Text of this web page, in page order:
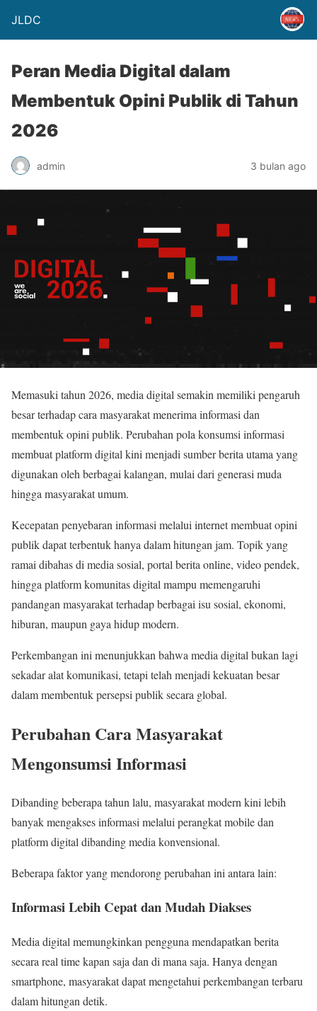
JLDC
Peran Media Digital dalam
Membentuk Opini Publik di Tahun
2026
admin 3 bulan ago
Memasuki tahun 2026, media digital semakin memiliki pengaruh
besar terhadap cara masyarakat menerima informasi dan
membentuk opini publik. Perubahan pola konsumsi informasi
membuat platform digital kini menjadi sumber berita utama yang
digunakan oleh berbagai kalangan, mulai dari generasi muda
hingga masyarakat umum.
Kecepatan penyebaran informasi melalui internet membuat opini
publik dapat terbentuk hanya dalam hitungan jam. Topik yang
ramai dibahas di media sosial, portal berita online, video pendek,
hingga platform komunitas digital mampu memengaruhi
pandangan masyarakat terhadap berbagai isu sosial, ekonomi,
hiburan, maupun gaya hidup modern.
Perkembangan ini menunjukkan bahwa media digital bukan lagi
sekadar alat komunikasi, tetapi telah menjadi kekuatan besar
dalam membentuk persepsi publik secara global.
Perubahan Cara Masyarakat
Mengonsumsi Informasi
Dibanding beberapa tahun lalu, masyarakat modern kini lebih
banyak mengakses informasi melalui perangkat mobile dan
platform digital dibanding media konvensional.
Beberapa faktor yang mendorong perubahan ini antara lain:
Informasi Lebih Cepat dan Mudah Diakses
Media digital memungkinkan pengguna mendapatkan berita
secara real time kapan saja dan di mana saja. Hanya dengan
smartphone, masyarakat dapat mengetahui perkembangan terbaru
dalam hitungan detik.